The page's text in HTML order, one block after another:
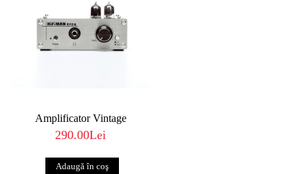
Amplificator Vintage
290.00Lei